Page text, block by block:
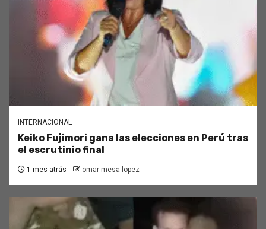
INTERNACIONAL
Keiko Fujimori gana las elecciones en Perú tras
el escrutinio final
1 mes atrás omar mesa lopez